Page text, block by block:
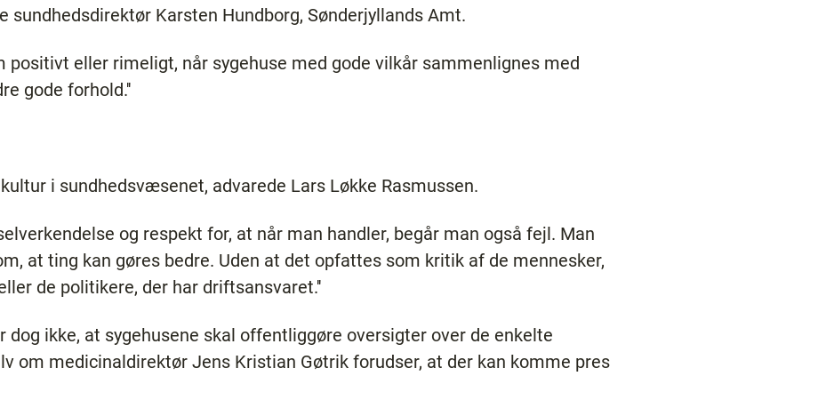
Karsten Hundborg, Sønderjyllands Amt.
positivt eller rimeligt, når sygehuse med gode vilkår sammenlignes med
gode forhold.''
i sundhedsvæsenet, advarede Lars Løkke Rasmussen.
og respekt for, at når man handler, begår man også fejl. Man
at ting kan gøres bedre. Uden at det opfattes som kritik af de mennesker,
de politikere, der har driftsansvaret.''
dog ikke, at sygehusene skal offentliggøre oversigter over de enkelte
om medicinaldirektør Jens Kristian Gøtrik forudser, at der kan komme pres